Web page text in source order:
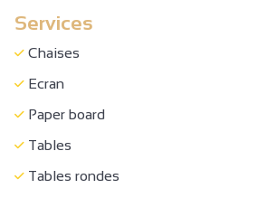
fauteuil roulant
Table accessible
WC + barre d'appui + espace de
Climatisation
Réception
Services
Chaises
Ecran
Paper board
Tables
Tables rondes